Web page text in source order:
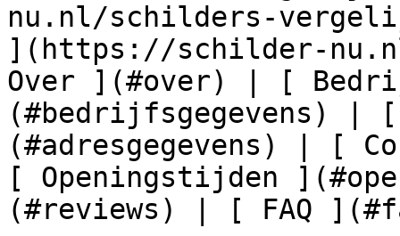
nu.nl/schilders-
](https://schilder-
Over ](#over) | [
(#bedrijfsgegevens) | [
(#adresgegevens) | [
[ Openingstijden
(#reviews) | [ FAQ